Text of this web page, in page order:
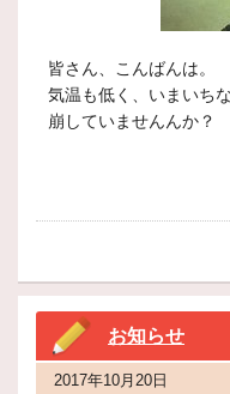
皆さん、こんばんは。
気温も低く、いまいち
崩していませんんか？
お知らせ
2017年10月20日